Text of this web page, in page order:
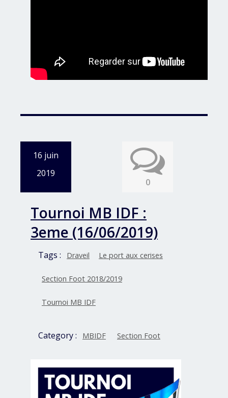
16 juin
2019
0
Tournoi MB IDF :
3eme (16/06/2019)
Tags : Draveil Le port aux cerises
Section Foot 2018/2019
Tournoi MB IDF
Category : MBIDF Section Foot